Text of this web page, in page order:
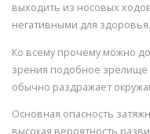
выходить из носовых
негативными для здоровья.
Ко всему прочему можно
зрения подобное зрелище
обычно раздражает
Основная опасность